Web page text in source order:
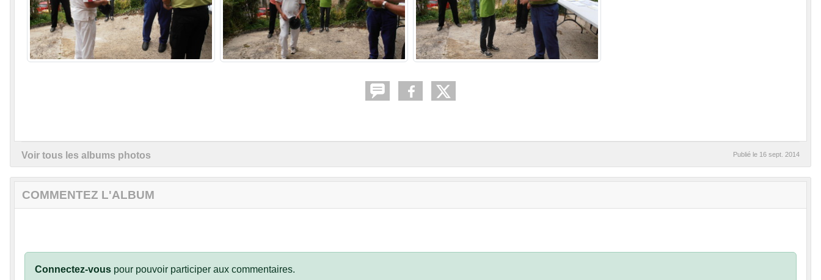
Voir tous les albums photos Publié le 16 sept. 2014
COMMENTEZ L'ALBUM
Connectez-vous pour pouvoir participer aux commentaires.